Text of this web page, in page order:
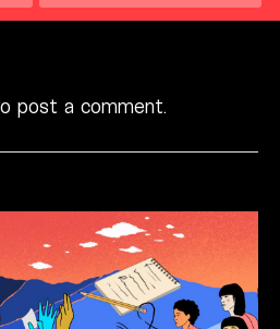
post a comment.